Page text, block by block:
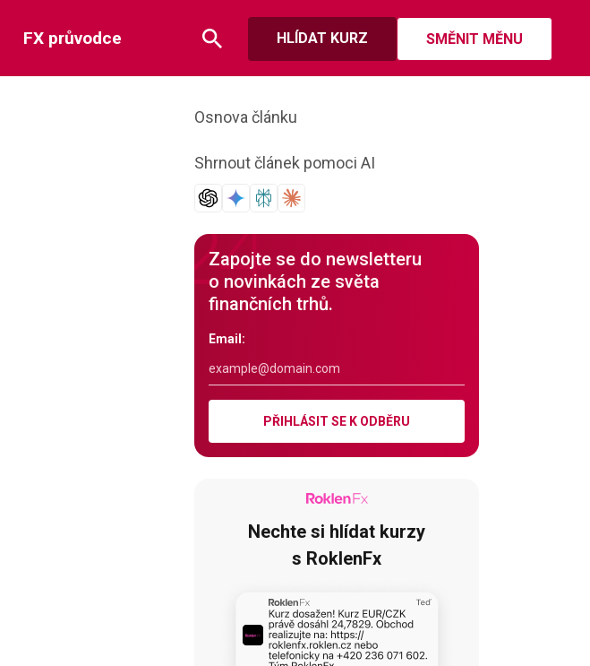
HLÍDAT KURZ SMĚNIT MĚNU
FX průvodce
Osnova článku
Shrnout článek pomoci AI
Zapojte se do newsletteru
o novinkách ze světa
finančních trhů.
Email:
PŘIHLÁSIT SE K ODBĚRU
Nechte si hlídat kurzy
s RoklenFx